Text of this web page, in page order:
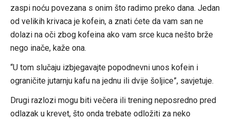
zaspi noću povezana s onim što radimo preko dana. Jedan
od velikih krivaca je kofein, a znati ćete da vam san ne
dolazi na oči zbog kofeina ako vam srce kuca nešto brže
nego inače, kaže ona.
“U tom slučaju izbjegavajte popodnevni unos kofein i
ograničite jutarnju kafu na jednu ili dvije šoljice”, savjetuje.
Drugi razlozi mogu biti večera ili trening neposredno pred
odlazak u krevet, što onda trebate odložiti za neko